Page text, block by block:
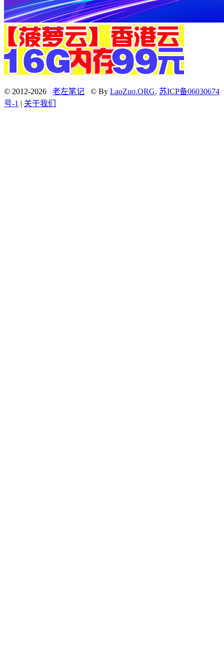
© 2012-2026 老左笔记 © By LaoZuo.ORG. 苏ICP备06030674
号-1 | 关于我们